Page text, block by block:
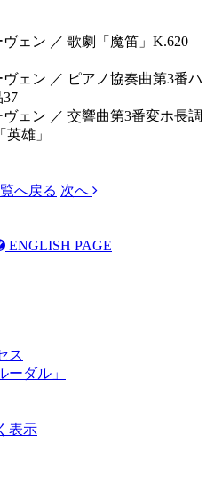
ヴェン ／ 歌劇「魔笛」K.620
ェン ／ ピアノ協奏曲第3番ハ
ェン ／ 交響曲第3番変ホ長調
英雄」
へ戻る 次へ
ENGLISH PAGE
ス
ーダル」
表示